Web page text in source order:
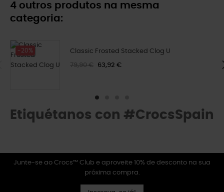
4 outros produtos na mesma
categoria:
-20% Classic Frosted Stacked Clog U
79,90 € 63,92 €
Etiquétanos con #CrocsSpain
Junte-se ao Crocs™ Club e aproveite 10% de desconto na sua
próxima compra.